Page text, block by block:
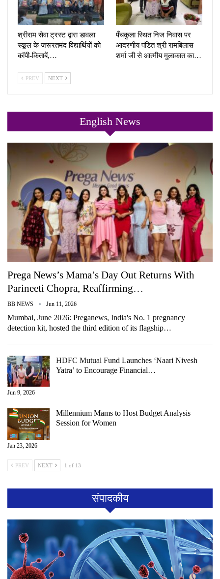
श्रीराम सेवा ट्रस्ट द्वारा डावला
स्कूल के जरूरतमंद विद्यार्थियों को
कॉपी-किताबें,…
पँचकुला स्थित निज निवास पर
आदरणीय पंडित श्री रामबिलास
शर्मा जी से आत्मीय मुलाकात का…
PREV NEXT
English News
Prega News’s Mama’s Day Out Returns With
Parineeti Chopra, Reaffirming…
BB NEWS Jun 11, 2026
Mumbai, June 2026: Preganews, India's No. 1 pregnancy
detection kit, hosted the third edition of its flagship…
HDFC Mutual Fund Launches ‘Naari Nivesh
Yatra’ to Encourage Financial…
Jun 9, 2026
Millennium Mams to Host Budget Analysis
Session for Women
Jan 23, 2026
PREV NEXT 1 of 13
संपादकीय